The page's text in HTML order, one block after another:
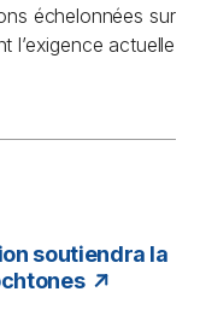
échelonnées sur
l’exigence actuelle
soutiendra la